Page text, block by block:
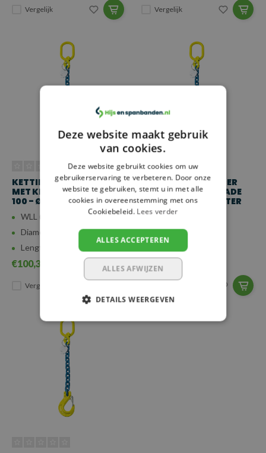
Vergelijk Vergelijk
KETTING VOORLOPER
MET KLEPHAAK GRADE
100 - Ø 13 MM - 2 METER
WLL (4:1): 6,7 ton
Diameter: 13 mm
Lengte: 2 m
€100,33
Vergelijk
KETTING VOORLOPER
MET KLEPHAAK GRADE
100 - Ø 13 MM - 1 METER
WLL (4:1): 6,7 ton
Diameter: 13 mm
Lengte: 1 m
€79,78
Deze website maakt gebruik
van cookies.
Deze website gebruikt cookies om uw
gebruikerservaring te verbeteren. Door onze
website te gebruiken, stemt u in met alle
cookies in overeenstemming met ons
Cookiebeleid. Lees verder
ALLES ACCEPTEREN
ALLES AFWIJZEN
DETAILS WEERGEVEN